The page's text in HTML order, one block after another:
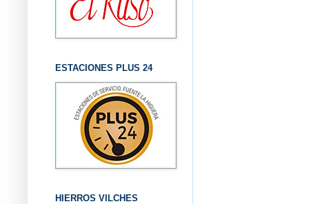
ESTACIONES PLUS 24
HIERROS VILCHES